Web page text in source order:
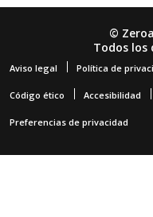
©
Todos los
Aviso legal Política de
Código ético Accesibilidad
Preferencias de privacidad